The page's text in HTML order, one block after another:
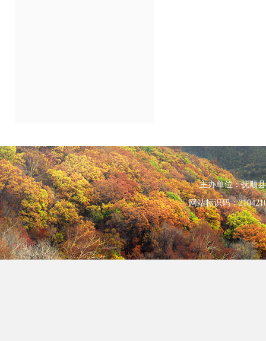
主办单位：抚顺
网站标识码：